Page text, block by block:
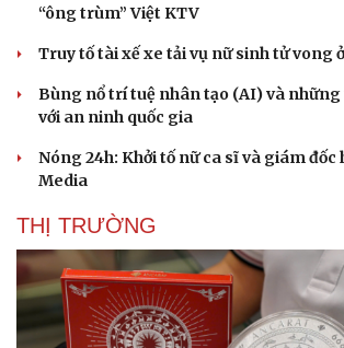
“ông trùm” Việt KTV
Truy tố tài xế xe tải vụ nữ sinh tử vong
Bùng nổ trí tuệ nhân tạo (AI) và
với an ninh quốc gia
Nóng 24h: Khởi tố nữ ca sĩ và giám đốc
Media
THỊ TRƯỜNG